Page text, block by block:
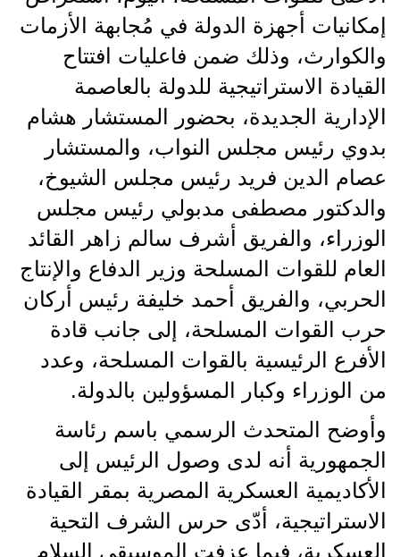
إمكانيات أجهزة الدولة في مُجابهة الأزمات
والكوارث، وذلك ضمن فاعليات افتتاح
القيادة الاستراتيجية للدولة بالعاصمة
الإدارية الجديدة، بحضور المستشار هشام
بدوي رئيس مجلس النواب، والمستشار
عصام الدين فريد رئيس مجلس الشيوخ،
والدكتور مصطفى مدبولي رئيس مجلس
الوزراء، والفريق أشرف سالم زاهر القائد
العام للقوات المسلحة وزير الدفاع والإنتاج
الحربي، والفريق أحمد خليفة رئيس أركان
حرب القوات المسلحة، إلى جانب قادة
الأفرع الرئيسية بالقوات المسلحة، وعدد
من الوزراء وكبار المسؤولين بالدولة.
وأوضح المتحدث الرسمي باسم رئاسة
الجمهورية أنه لدى وصول الرئيس إلى
الأكاديمية العسكرية المصرية بمقر القيادة
الاستراتيجية، أدّى حرس الشرف التحية
العسكرية، فيما عزفت الموسيقى السلام